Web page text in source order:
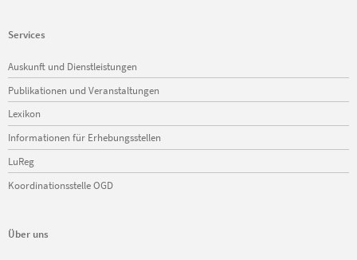
Services
Navigation
überspringen
Auskunft und Dienstleistungen
Publikationen und Veranstaltungen
Lexikon
Informationen für Erhebungsstellen
LuReg
Koordinationsstelle OGD
Über uns